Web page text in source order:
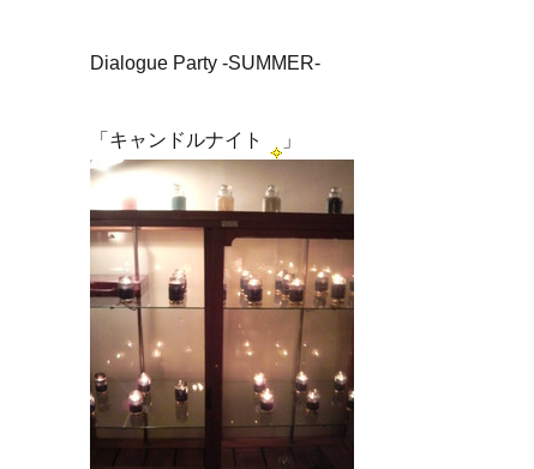
Dialogue Party -SUMMER-
「キャンドルナイト 」